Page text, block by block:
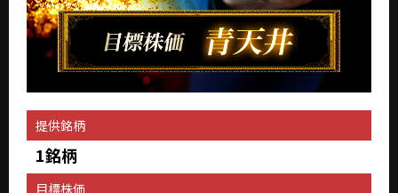
提供銘柄
1銘柄
目標株価